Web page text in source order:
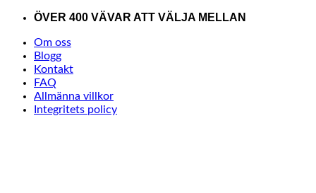
Skip
content
ÖVER 400 VÄVAR ATT VÄLJA MELLAN
Om oss
Blogg
Kontakt
FAQ
Allmänna villkor
Integritets policy